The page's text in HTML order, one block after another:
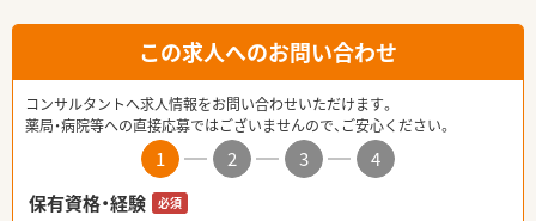
この求人へのお問い合わせ
コンサルタントへ求人情報をお問い合わせいただけます。
薬局・病院等への直接応募ではございませんので、ご安心ください。
1 2 3
4
保有資格・経験
必須